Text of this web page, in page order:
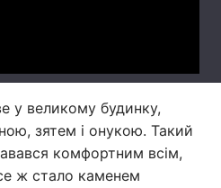
у великому будинку,
зятем і онукою. Такий
комфортним всім,
ж стало каменем